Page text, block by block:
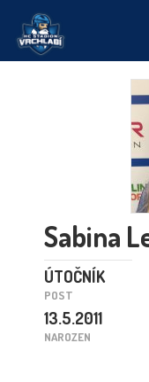
Sabina
ÚTOČNÍK
POST
13.5.2011
NAROZEN